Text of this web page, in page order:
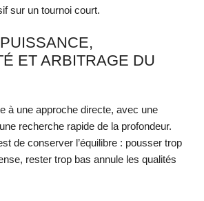
sur un tournoi court.
ET ARBITRAGE DU
à une approche directe, avec une
recherche rapide de la profondeur.
de conserver l’équilibre : pousser trop
rester trop bas annule les qualités